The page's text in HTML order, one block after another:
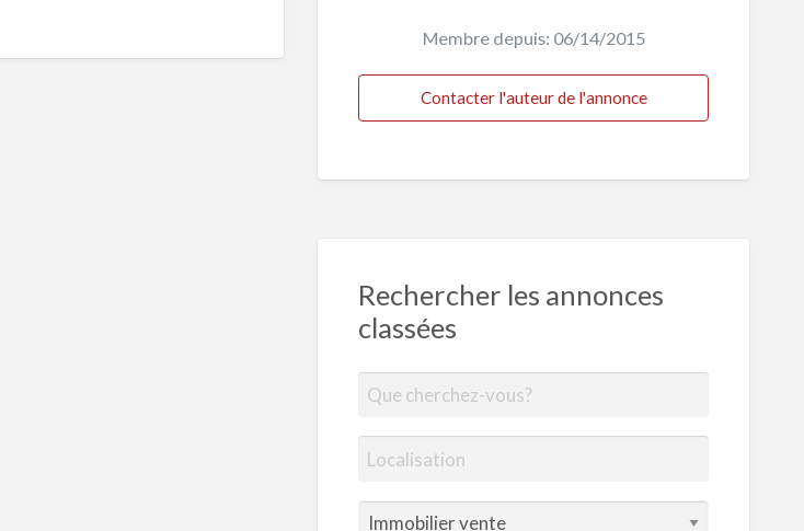
Membre depuis: 06/14/2015
Contacter l'auteur de l'annonce
Rechercher les annonces
classées